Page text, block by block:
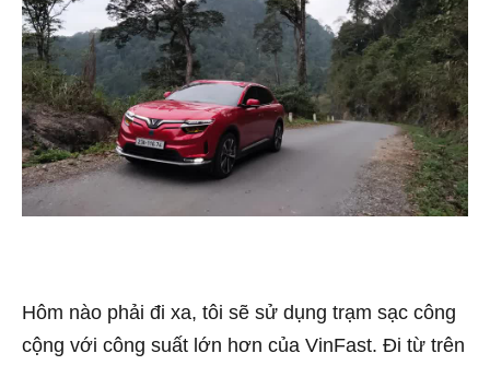
Hôm nào phải đi xa, tôi sẽ sử dụng trạm sạc công
cộng với công suất lớn hơn của VinFast. Đi từ trên